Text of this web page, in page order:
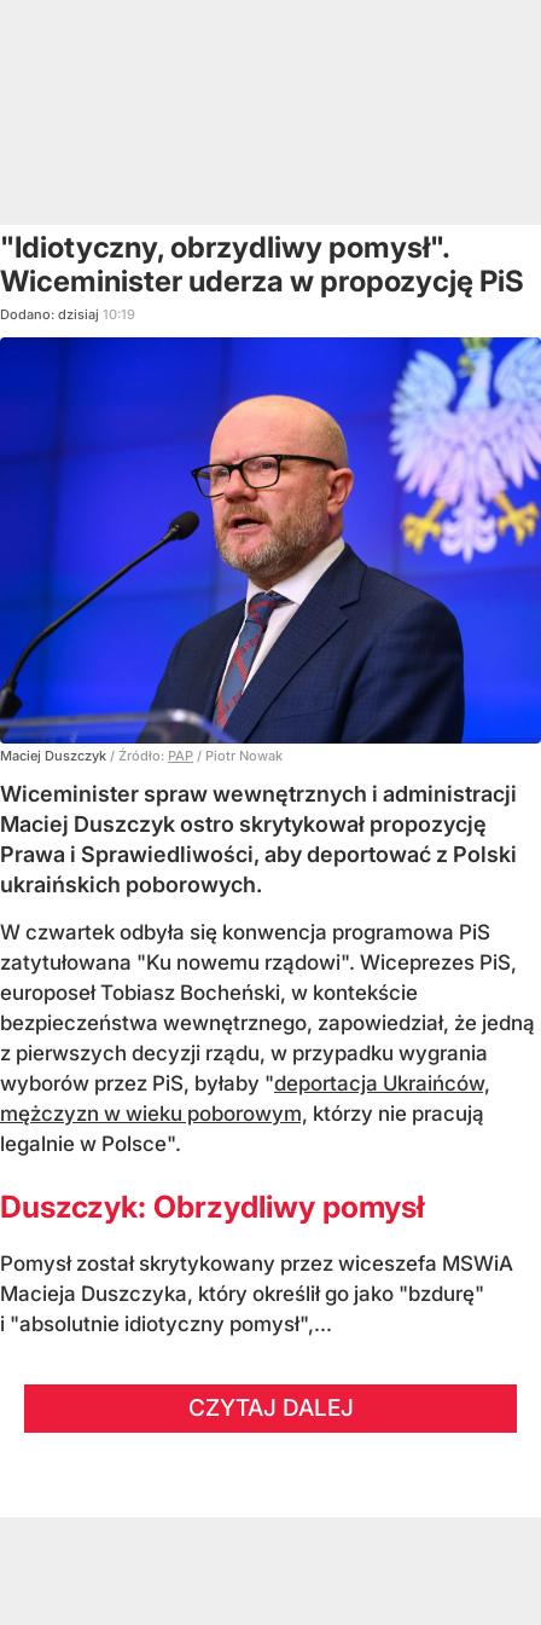
"Idiotyczny, obrzydliwy pomysł".
Wiceminister uderza w propozycję PiS
Dodano: dzisiaj 10:19
Maciej Duszczyk / Źródło: PAP / Piotr Nowak
Wiceminister spraw wewnętrznych i administracji
Maciej Duszczyk ostro skrytykował propozycję
Prawa i Sprawiedliwości, aby deportować z Polski
ukraińskich poborowych.
W czwartek odbyła się konwencja programowa PiS
zatytułowana "Ku nowemu rządowi". Wiceprezes PiS,
europoseł Tobiasz Bocheński, w kontekście
bezpieczeństwa wewnętrznego, zapowiedział, że jedną
z pierwszych decyzji rządu, w przypadku wygrania
wyborów przez PiS, byłaby "deportacja Ukraińców,
mężczyzn w wieku poborowym, którzy nie pracują
legalnie w Polsce".
Duszczyk: Obrzydliwy pomysł
Pomysł został skrytykowany przez wiceszefa MSWiA
Macieja Duszczyka, który określił go jako "bzdurę"
i "absolutnie idiotyczny pomysł",...
CZYTAJ DALEJ